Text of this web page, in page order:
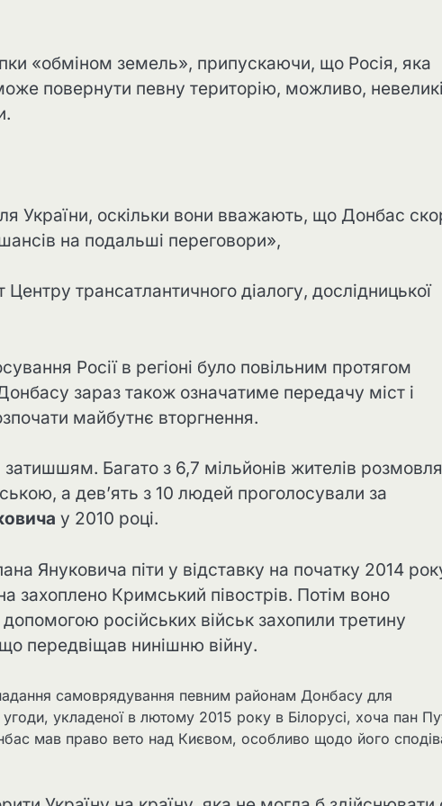
«обміном земель», припускаючи, що Росія, яка
повернути певну територію, можливо,
України, оскільки вони вважають, що Донбас
на подальші переговори»,
Центру трансатлантичного діалогу, дослідницької
Росії в регіоні було повільним протягом
зараз також означатиме передачу міст і
майбутнє вторгнення.
Багато з 6,7 мільйонів жителів
а дев’ять з 10 людей проголосували за
у 2010 році.
Януковича піти у відставку на початку 2014
захоплено Кримський півострів. Потім воно
російських військ захопили третину
передвіщав нинішню війну.
самоврядування певним районам Донбасу для
укладеної в лютому 2015 року в Білорусі, хоча пан
мав право вето над Києвом, особливо щодо його